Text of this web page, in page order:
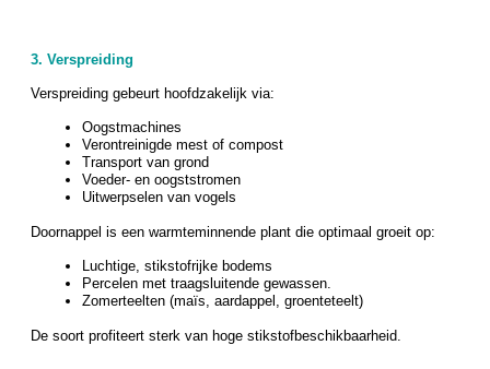
3. Verspreiding
Verspreiding gebeurt hoofdzakelijk via:
Oogstmachines
Verontreinigde mest of compost
Transport van grond
Voeder- en oogststromen
Uitwerpselen van vogels
Doornappel is een warmteminnende plant die optimaal groeit op:
Luchtige, stikstofrijke bodems
Percelen met traagsluitende gewassen.
Zomerteelten (maïs, aardappel, groenteteelt)
De soort profiteert sterk van hoge stikstofbeschikbaarheid.